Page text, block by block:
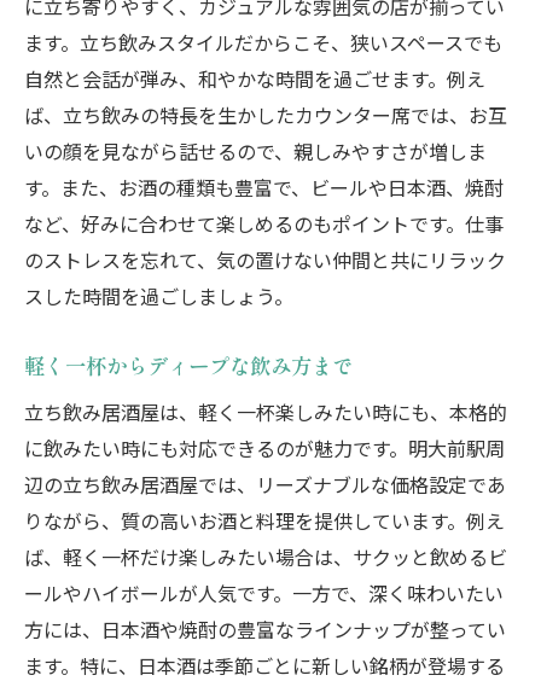
に立ち寄りやすく、カジュアルな雰囲気の店が揃ってい
ます。立ち飲みスタイルだからこそ、狭いスペースでも
自然と会話が弾み、和やかな時間を過ごせます。例え
ば、立ち飲みの特長を生かしたカウンター席では、お互
いの顔を見ながら話せるので、親しみやすさが増しま
す。また、お酒の種類も豊富で、ビールや日本酒、焼酎
など、好みに合わせて楽しめるのもポイントです。仕事
のストレスを忘れて、気の置けない仲間と共にリラック
スした時間を過ごしましょう。
軽く一杯からディープな飲み方まで
立ち飲み居酒屋は、軽く一杯楽しみたい時にも、本格的
に飲みたい時にも対応できるのが魅力です。明大前駅周
辺の立ち飲み居酒屋では、リーズナブルな価格設定であ
りながら、質の高いお酒と料理を提供しています。例え
ば、軽く一杯だけ楽しみたい場合は、サクッと飲めるビ
ールやハイボールが人気です。一方で、深く味わいたい
方には、日本酒や焼酎の豊富なラインナップが整ってい
ます。特に、日本酒は季節ごとに新しい銘柄が登場する